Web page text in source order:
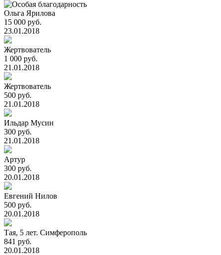
Ольга Ярилова
15 000 руб.
23.01.2018
Жертвователь
1 000 руб.
21.01.2018
Жертвователь
500 руб.
21.01.2018
Ильдар Мусин
300 руб.
21.01.2018
Артур
300 руб.
20.01.2018
Евгений Нилов
500 руб.
20.01.2018
Тая, 5 лет. Симферополь
841 руб.
20.01.2018